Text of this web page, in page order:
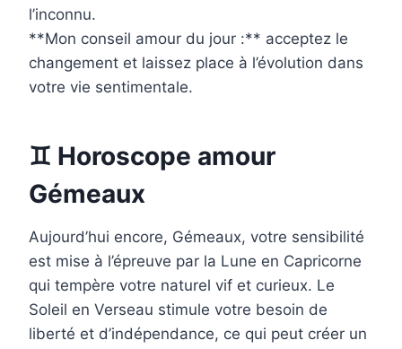
l’inconnu.
**Mon conseil amour du jour :** acceptez le
changement et laissez place à l’évolution dans
votre vie sentimentale.
♊ Horoscope amour
Gémeaux
Aujourd’hui encore, Gémeaux, votre sensibilité
est mise à l’épreuve par la Lune en Capricorne
qui tempère votre naturel vif et curieux. Le
Soleil en Verseau stimule votre besoin de
liberté et d’indépendance, ce qui peut créer un